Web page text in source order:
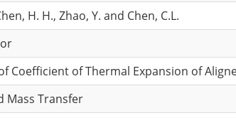
H. H., Zhao, Y. and Chen, C.L.
Coefficient of Thermal Expansion of
Mass Transfer